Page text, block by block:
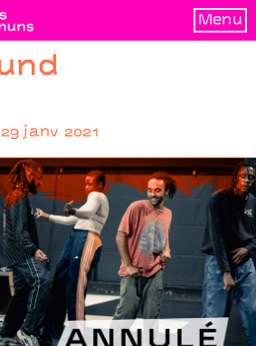
Menu
janv 2021